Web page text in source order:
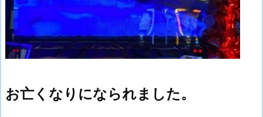
お亡くなりになられました。